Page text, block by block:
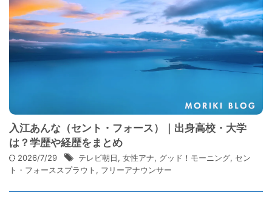
入江あんな（セント・フォース）｜出身高校・大学
は？学歴や経歴をまとめ
2026/7/29 テレビ朝日, 女性アナ, グッド！モーニング, セン
ト・フォーススプラウト , フリーアナウンサー